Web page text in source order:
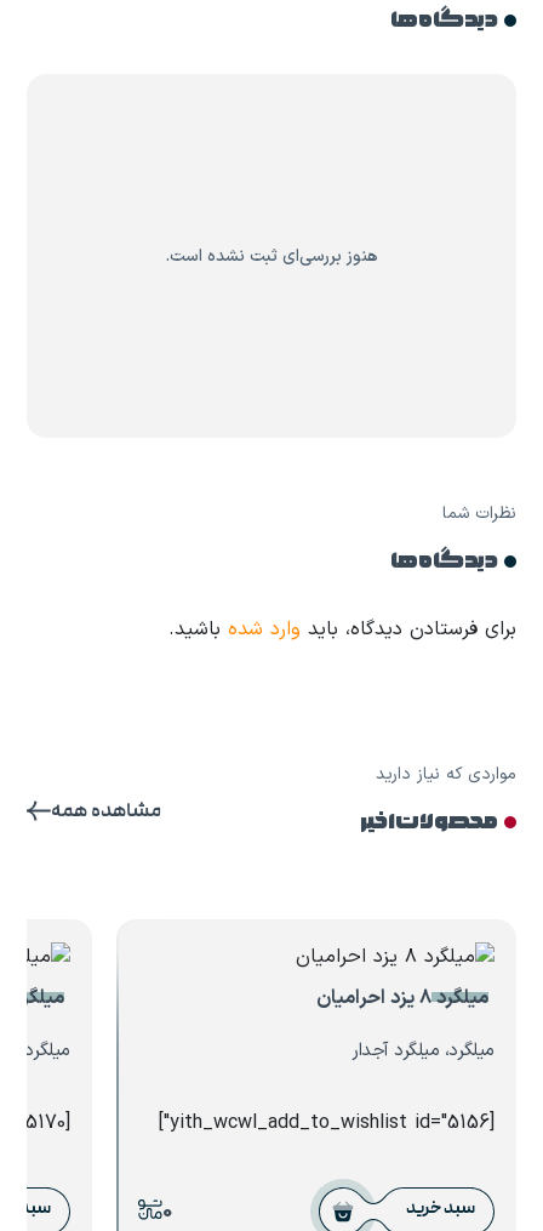
دیدگاه ها
هنوز بررسی‌ای ثبت نشده است.
نظرات شما
دیدگاه ها
برای فرستادن دیدگاه، باید وارد شده باشید.
مواردی که نیاز دارید
محصولات اخیر مشاهده همه
میلگرد ۸ یزد احرامیان
میلگرد، میلگرد آجدار
[yith_wcwl_add_to_wishlist id="5156"]
سبد خرید 0
میلگرد ۸ کیان کاشان
میلگرد،
[yith_wcwl_add_to_wishlist id="5170"]
سبد